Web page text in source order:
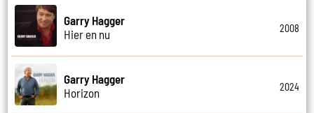
Garry Hagger
Hier en nu
2008
Garry Hagger
Horizon
2024